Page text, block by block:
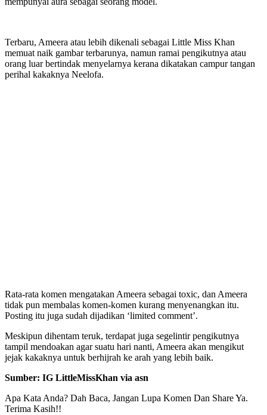
Terbaru, Ameera atau lebih dikenali sebagai Little Miss Khan
memuat naik gambar terbarunya, namun ramai pengikutnya atau
orang luar bertindak menyelarnya kerana dikatakan campur tangan
perihal kakaknya Neelofa.
Rata-rata komen mengatakan Ameera sebagai toxic, dan Ameera
tidak pun membalas komen-komen kurang menyenangkan itu.
Posting itu juga sudah dijadikan ‘limited comment’.
Meskipun dihentam teruk, terdapat juga segelintir pengikutnya
tampil mendoakan agar suatu hari nanti, Ameera akan mengikut
jejak kakaknya untuk berhijrah ke arah yang lebih baik.
Sumber: IG LittleMissKhan via asn
Apa Kata Anda? Dah Baca, Jangan Lupa Komen Dan Share Ya.
Terima Kasih!!